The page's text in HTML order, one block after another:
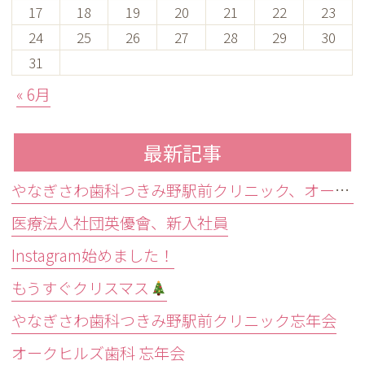
« 6月
17
18 19 20 21 22
23
24
25 26 27 28 29
30
31
最新記事
やなぎさわ歯科つきみ野駅前クリニック、オークヒルズ歯科合同新人歓迎会
医療法人社団英優會、新入社員
Instagram始めました！
もうすぐクリスマス
やなぎさわ歯科つきみ野駅前クリニック忘年会
オークヒルズ歯科 忘年会